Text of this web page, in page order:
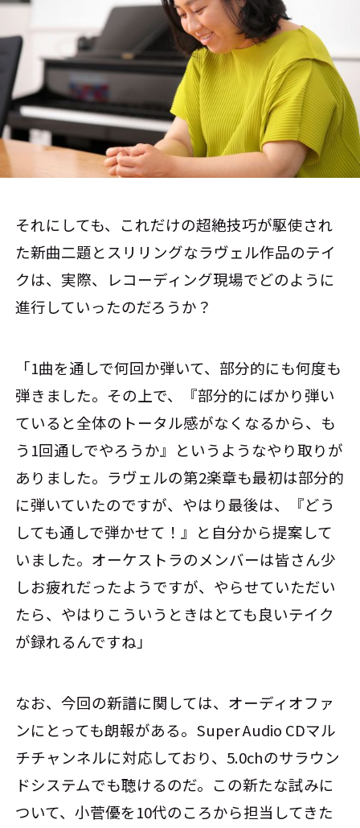
それにしても、これだけの超絶技巧が駆使され
た新曲二題とスリリングなラヴェル作品のテイ
クは、実際、レコーディング現場でどのように
進行していったのだろうか？
「1曲を通しで何回か弾いて、部分的にも何度も
弾きました。その上で、『部分的にばかり弾い
ていると全体のトータル感がなくなるから、も
う1回通しでやろうか』というようなやり取りが
ありました。ラヴェルの第2楽章も最初は部分的
に弾いていたのですが、やはり最後は、『どう
しても通しで弾かせて！』と自分から提案して
いました。オーケストラのメンバーは皆さん少
しお疲れだったようですが、やらせていただい
たら、やはりこういうときはとても良いテイク
が録れるんですね」
なお、今回の新譜に関しては、オーディオファ
ンにとっても朗報がある。Super Audio CDマル
チチャンネルに対応しており、5.0chのサラウン
ドシステムでも聴けるのだ。この新たな試みに
ついて、小菅優を10代のころから担当してきた